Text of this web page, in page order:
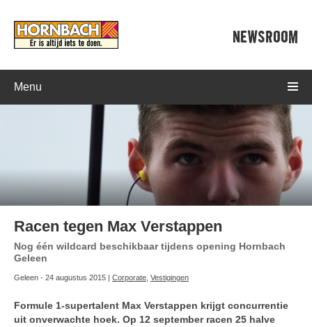
NEWSROOM
Menu
Racen tegen Max Verstappen
Nog één wildcard beschikbaar tijdens opening Hornbach
Geleen
Geleen - 24 augustus 2015 | Corporate Vestigingen
Formule 1-supertalent Max Verstappen krijgt concurrentie
uit onverwachte hoek. Op 12 september racen 25 halve